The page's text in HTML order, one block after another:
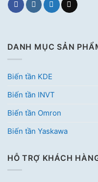
DANH MỤC SẢN
Biến tần KDE
Biến tần INVT
Biến tần Omron
Biến tần Yaskawa
HỖ TRỢ KHÁCH